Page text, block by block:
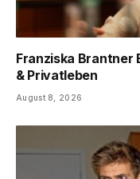
Franziska Brantner
& Privatleben
August 8, 2026